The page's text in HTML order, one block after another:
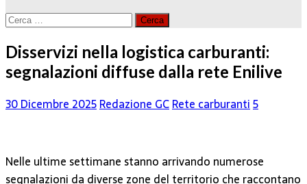
Ricerca
Disservizi nella logistica carburanti:
segnalazioni diffuse dalla rete Enilive
30 Dicembre 2025Redazione GCRete carburanti5
Nelle ultime settimane stanno arrivando numerose
segnalazioni da diverse zone del territorio che raccontano